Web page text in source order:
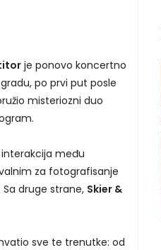
je ponovo koncertno
po prvi put posle
misteriozni duo
interakcija među
za fotografisanje
druge strane, Skier &
sve te trenutke: od